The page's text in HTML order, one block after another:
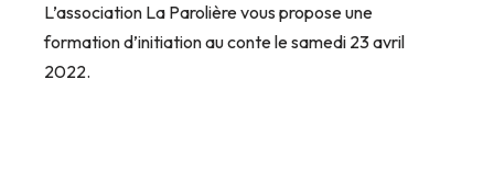
L’association La Parolière vous propose une
formation d’initiation au conte le samedi 23 avril
2022.